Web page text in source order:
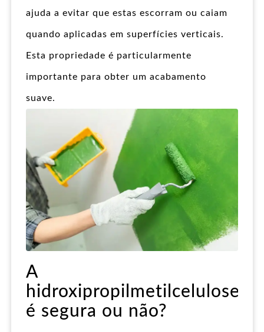
ajuda a evitar que estas escorram ou caiam
quando aplicadas em superfícies verticais.
Esta propriedade é particularmente
importante para obter um acabamento
suave.
A
hidroxipropilmetilcelulose
é segura ou não?